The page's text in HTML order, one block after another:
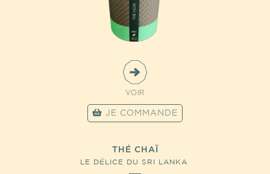
VOIR
JE COMMANDE
THÉ CHAÏ
LE DÉLICE DU SRI LANKA